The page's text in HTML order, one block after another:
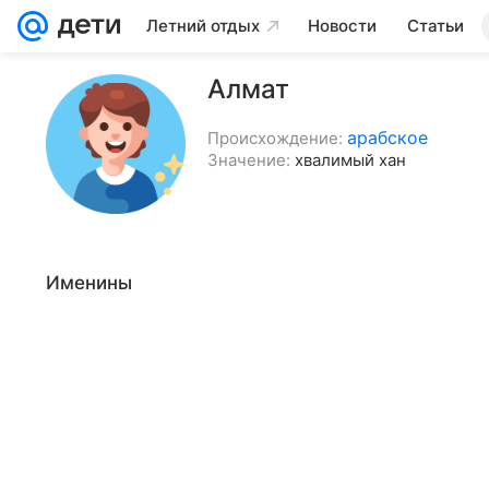
Летний отдых Новости Статьи
Алмат
Происхождение: арабское
Значение: хвалимый хан
Именины